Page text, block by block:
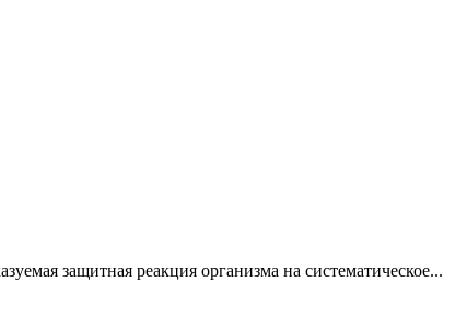
защитная реакция организма на систематическое...